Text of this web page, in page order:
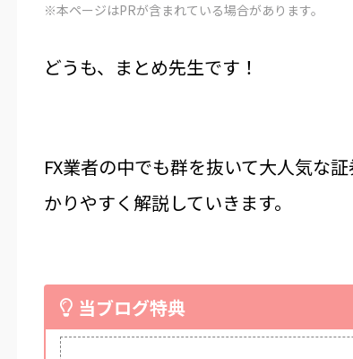
※本ページはPRが含まれている場合があります。
どうも、まとめ先生です！
FX業者の中でも群を抜いて大人気な
かりやすく解説していきます。
当ブログ特典